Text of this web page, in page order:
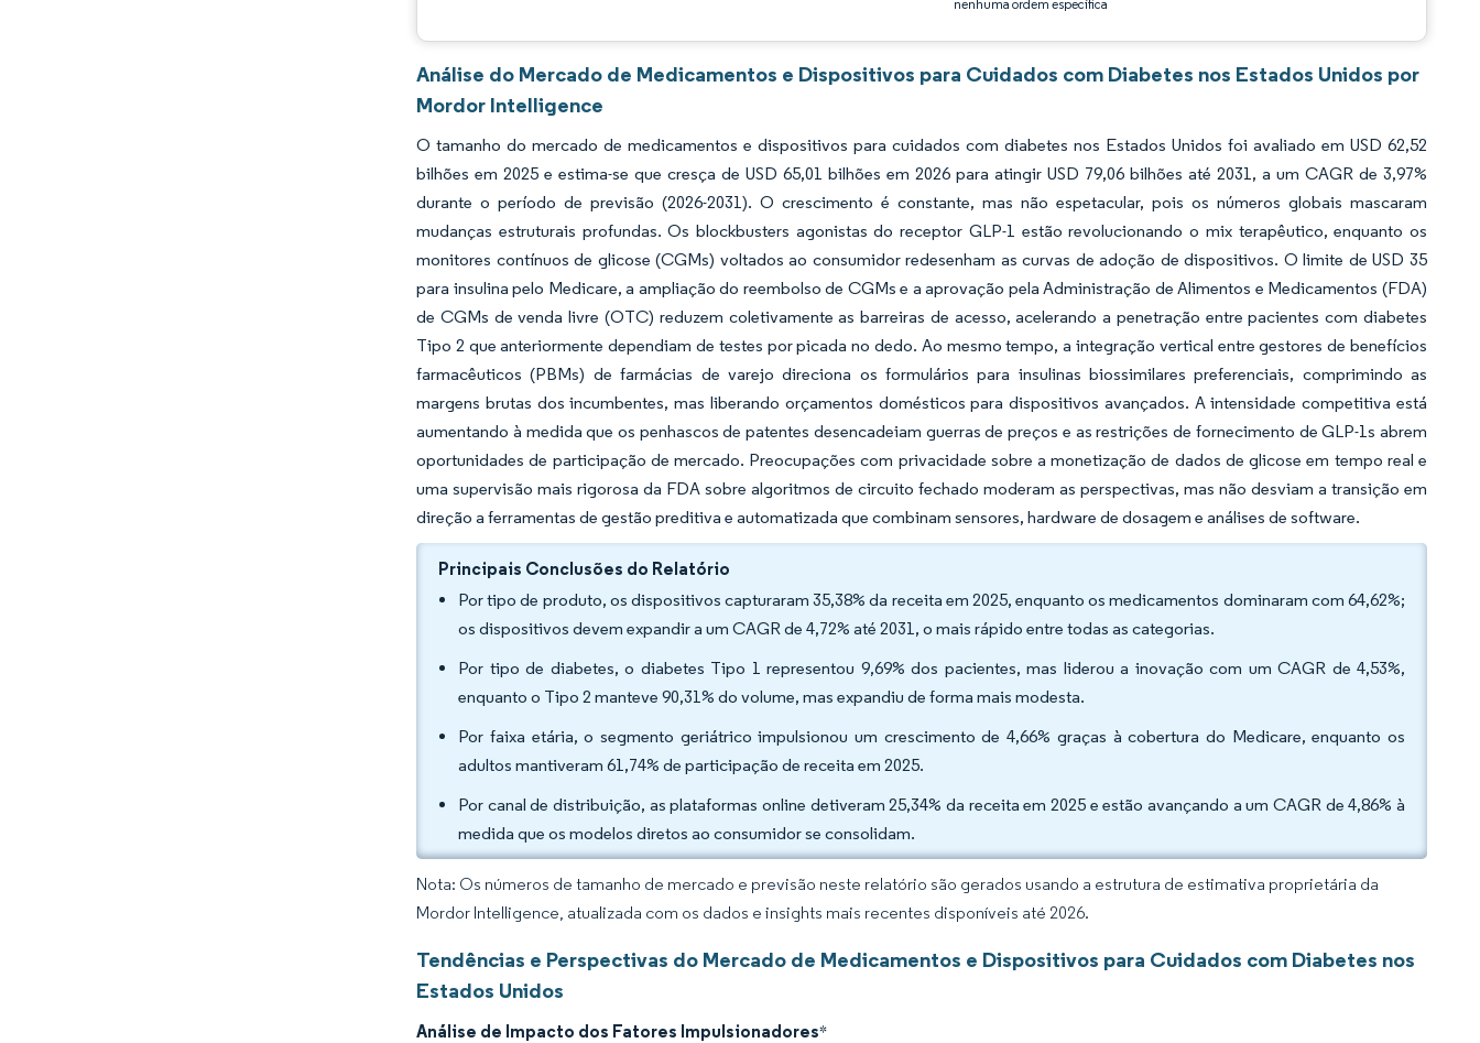
nenhuma ordem específica
Análise do Mercado de Medicamentos e Dispositivos para Cuidados com Diabetes nos Estados Unidos por
Mordor Intelligence
O tamanho do mercado de medicamentos e dispositivos para cuidados com diabetes nos Estados Unidos foi avaliado em USD 62,52
bilhões em 2025 e estima-se que cresça de USD 65,01 bilhões em 2026 para atingir USD 79,06 bilhões até 2031, a um CAGR de 3,97%
durante o período de previsão (2026-2031). O crescimento é constante, mas não espetacular, pois os números globais mascaram
mudanças estruturais profundas. Os blockbusters agonistas do receptor GLP-1 estão revolucionando o mix terapêutico, enquanto os
monitores contínuos de glicose (CGMs) voltados ao consumidor redesenham as curvas de adoção de dispositivos. O limite de USD 35
para insulina pelo Medicare, a ampliação do reembolso de CGMs e a aprovação pela Administração de Alimentos e Medicamentos (FDA)
de CGMs de venda livre (OTC) reduzem coletivamente as barreiras de acesso, acelerando a penetração entre pacientes com diabetes
Tipo 2 que anteriormente dependiam de testes por picada no dedo. Ao mesmo tempo, a integração vertical entre gestores de benefícios
farmacêuticos (PBMs) de farmácias de varejo direciona os formulários para insulinas biossimilares preferenciais, comprimindo as
margens brutas dos incumbentes, mas liberando orçamentos domésticos para dispositivos avançados. A intensidade competitiva está
aumentando à medida que os penhascos de patentes desencadeiam guerras de preços e as restrições de fornecimento de GLP-1s abrem
oportunidades de participação de mercado. Preocupações com privacidade sobre a monetização de dados de glicose em tempo real e
uma supervisão mais rigorosa da FDA sobre algoritmos de circuito fechado moderam as perspectivas, mas não desviam a transição em
direção a ferramentas de gestão preditiva e automatizada que combinam sensores, hardware de dosagem e análises de software.
Principais Conclusões do Relatório
Por tipo de produto, os dispositivos capturaram 35,38% da receita em 2025, enquanto os medicamentos dominaram com 64,62%;
os dispositivos devem expandir a um CAGR de 4,72% até 2031, o mais rápido entre todas as categorias.
Por tipo de diabetes, o diabetes Tipo 1 representou 9,69% dos pacientes, mas liderou a inovação com um CAGR de 4,53%,
enquanto o Tipo 2 manteve 90,31% do volume, mas expandiu de forma mais modesta.
Por faixa etária, o segmento geriátrico impulsionou um crescimento de 4,66% graças à cobertura do Medicare, enquanto os
adultos mantiveram 61,74% de participação de receita em 2025.
Por canal de distribuição, as plataformas online detiveram 25,34% da receita em 2025 e estão avançando a um CAGR de 4,86% à
medida que os modelos diretos ao consumidor se consolidam.
Nota: Os números de tamanho de mercado e previsão neste relatório são gerados usando a estrutura de estimativa proprietária da
Mordor Intelligence, atualizada com os dados e insights mais recentes disponíveis até 2026.
Tendências e Perspectivas do Mercado de Medicamentos e Dispositivos para Cuidados com Diabetes nos
Estados Unidos
Análise de Impacto dos Fatores Impulsionadores*